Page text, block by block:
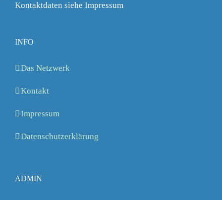
Kontaktdaten siehe Impressum
INFO
Das Netzwerk
Kontakt
Impressum
Datenschutzerklärung
ADMIN